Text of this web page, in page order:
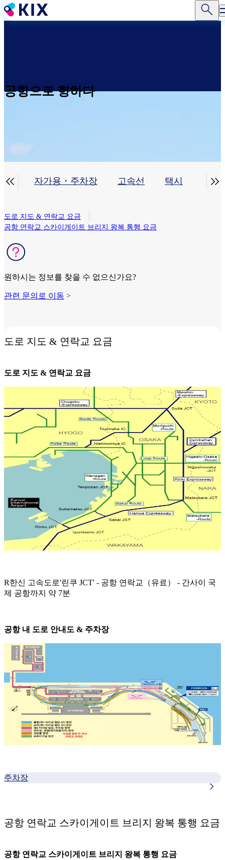
주
요
뛰
공항으로 향하다
틀 자가용・주차장 고속선 택시 렌
 
도로 지도 & 연락교 요금
공항 연락교 스카이게이트 브리지 왕복 통행 요금
원하시는 정보를 찾을 수 없으신가요?
관련 문의로 이동 >
도로 지도 & 연락교 요금
도로 지도 & 연락교 요금
R한신 고속도로'린쿠 JCT' - 공항 연락교（유료） - 간사이 국
제 공항까지 약 7분
공항 내 도로 안내도 & 주차장
주차장
공항 연락교 스카이게이트 브리지 왕복 통행 요금
공항 연락교 스카이게이트 브리지 왕복 통행 요금